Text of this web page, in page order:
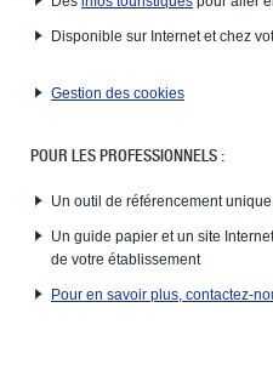
Disponible sur Internet et chez
Gestion des cookies
POUR LES PROFESSIONNELS :
Un outil de référencement
Un guide papier et un site
de votre établissement
Pour en savoir plus, contactez-